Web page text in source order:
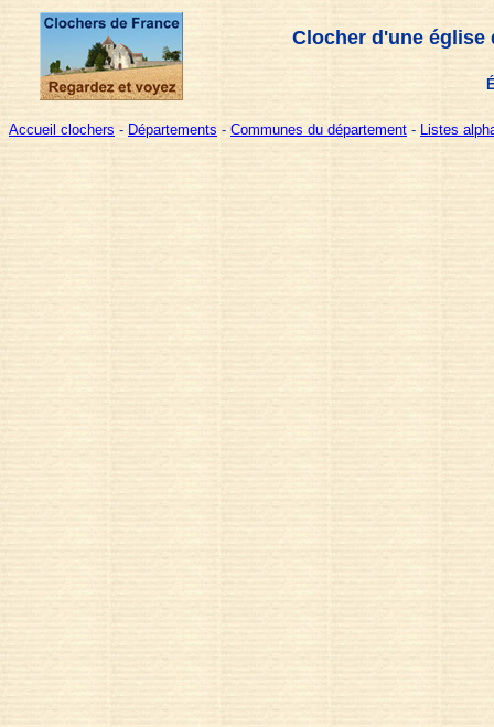
Clocher d'une église
Accueil clochers - Départements - Communes du département - Listes